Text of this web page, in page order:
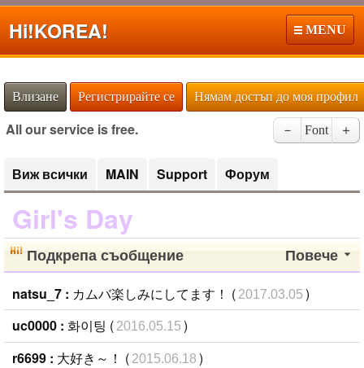
Hi!KOREA! MENU
Влизане Регистрирайте се Нямам достъп до моя профил
All our service is free. － Font ＋
Виж всички MAIN Support Форум
Girl's Day
Повече
Подкрепа съобщение
natsu_7 : カムバ楽しみにしてます！ ( 2017.03.05 )
uc0000 : 화이팅 ( 2016.05.15 )
r6699 : 大好き～！ ( 2015.06.18 )